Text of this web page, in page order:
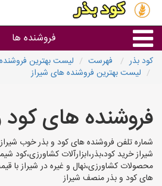
فروشنده ها
گروه ها
استان ها
کود بذر فهرست
لیست بهترین
لیست بهترین فروشنده های شیراز
فروشنده های کود
شماره تلفن فروشنده های کود و بذر خوب
شیراز خرید کود،بذر،ابزارآلات کشاورزی،کود
محصولات کشاورزی،نهال و غیره در شیراز با
های کود و بذر منصف شیراز